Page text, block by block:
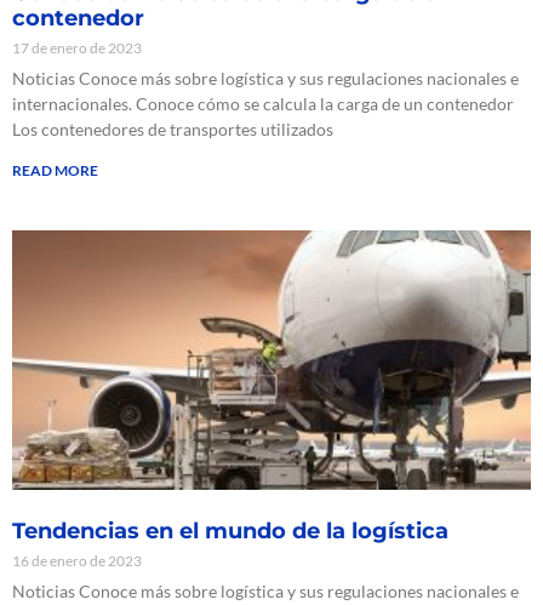
contenedor
17 de enero de 2023
Noticias Conoce más sobre logística y sus regulaciones nacionales e
internacionales. Conoce cómo se calcula la carga de un contenedor
Los contenedores de transportes utilizados
READ MORE
Tendencias en el mundo de la logística
16 de enero de 2023
Noticias Conoce más sobre logística y sus regulaciones nacionales e